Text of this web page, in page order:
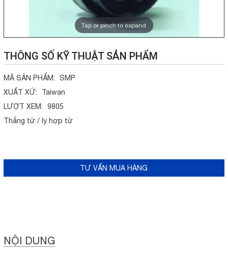
Tap or pinch to expand
THÔNG SỐ KỸ THUẬT SẢN PHẨM
MÃ SẢN PHẨM:
SMP
XUẤT XỨ:
Taiwan
LƯỢT XEM:
9805
Thắng từ / ly hợp từ
TƯ VẤN MUA HÀNG
NỘI DUNG